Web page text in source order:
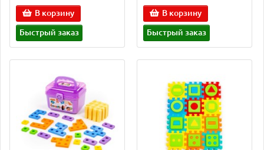
В корзину
Быстрый заказ
В корзину
Быстрый заказ